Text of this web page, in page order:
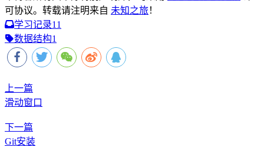
可协议。转载请注明来自 未知之旅！
学习记录11
数据结构1
上一篇
滑动窗口
下一篇
Git安装